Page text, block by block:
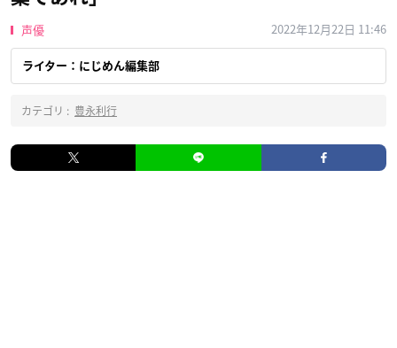
声優 2022年12月22日 11:46
ライター：にじめん編集部
カテゴリ : 豊永利行